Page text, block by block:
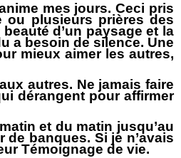
mes jours. Ceci pris
ou plusieurs prières des
d’un paysage et la
a besoin de silence. Une
mieux aimer les autres,
autres. Ne jamais faire
dérangent pour affirmer
et du matin jusqu’au
banques. Si je n’avais
Témoignage de vie.